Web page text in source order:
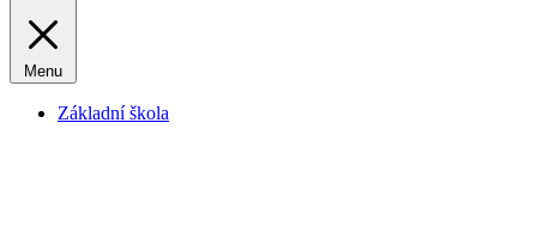
Menu
Základní škola